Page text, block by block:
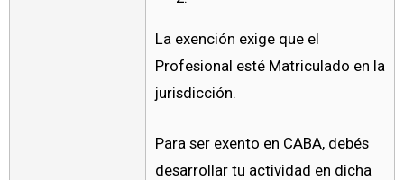
La exención exige que el
Profesional esté Matriculado en la
jurisdicción.
Para ser exento en CABA, debés
desarrollar tu actividad en dicha